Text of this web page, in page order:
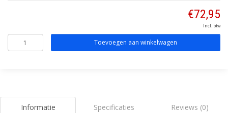
€72,95
Incl. btw
Toevoegen aan winkelwagen
Informatie Specificaties Reviews (0)